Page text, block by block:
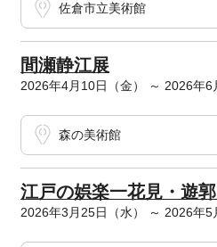
佐倉市立美術館
間瀬静江展
2026年4月10日（金） ～ 2026年6
森の美術館
江戸の娯楽一花見・遊
2026年3月25日（水） ～ 2026年5